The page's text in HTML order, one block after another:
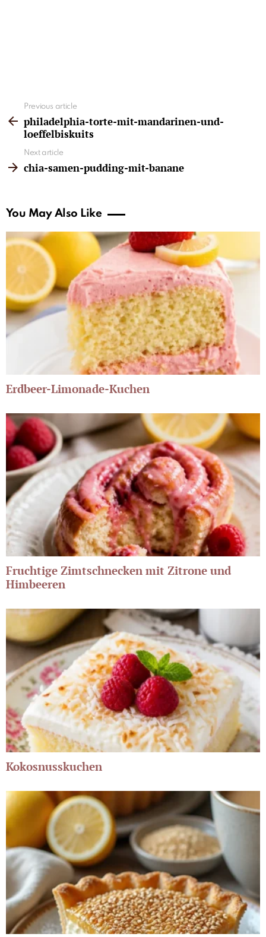
more
Previous article
philadelphia-torte-mit-mandarinen-und-
loeffelbiskuits
Next article
chia-samen-pudding-mit-banane
You May Also Like
Erdbeer-Limonade-Kuchen
Fruchtige Zimtschnecken mit Zitrone und
Himbeeren
Kokosnusskuchen